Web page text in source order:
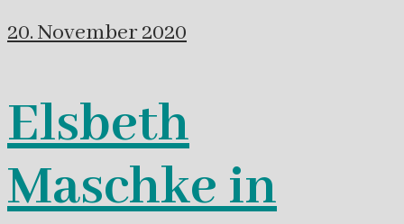
20. November 2020
Elsbeth
Maschke in